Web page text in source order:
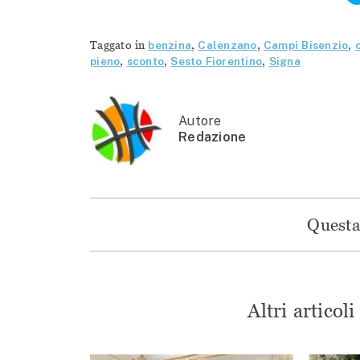
Taggato in benzina, Calenzano, Campi Bisenzio,
pieno, sconto,Sesto Fiorentino, Signa
Autore
Redazione
Altri articoli